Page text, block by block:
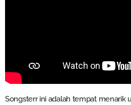
Songsterr ini adalah tempat menarik